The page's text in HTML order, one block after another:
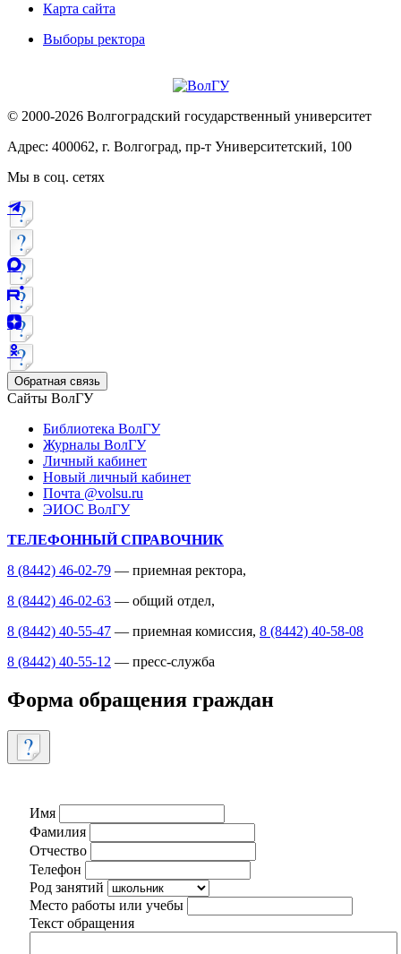
Карта сайта
Выборы ректора
© 2000-2026 Волгоградский государственный университет
Адрес: 400062, г. Волгоград, пр-т Университетский, 100
Мы в соц. сетях
Обратная связь
Сайты ВолГУ
Библиотека ВолГУ
Журналы ВолГУ
Личный кабинет
Новый личный кабинет
Почта @volsu.ru
ЭИОС ВолГУ
ТЕЛЕФОННЫЙ СПРАВОЧНИК
8 (8442) 46-02-79 — приемная ректора,
8 (8442) 46-02-63 — общий отдел,
8 (8442) 40-55-47 — приемная комиссия, 8 (8442) 40-58-08
8 (8442) 40-55-12 — пресс-служба
Форма обращения граждан
Имя
Фамилия
Отчество
Телефон
Род занятий
Место работы или учебы
Текст обращения